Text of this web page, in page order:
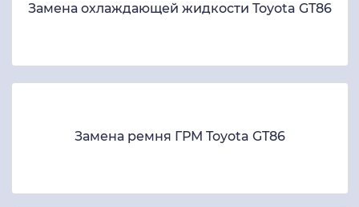
Замена охлаждающей жидкости Toyota GT86
Замена ремня ГРМ Toyota GT86